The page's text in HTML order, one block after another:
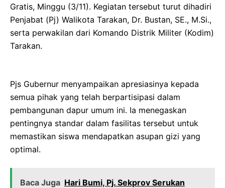
Gratis, Minggu (3/11). Kegiatan tersebut turut dihadiri
Penjabat (Pj) Walikota Tarakan, Dr. Bustan, SE., M.Si.,
serta perwakilan dari Komando Distrik Militer (Kodim)
Tarakan.
Pjs Gubernur menyampaikan apresiasinya kepada
semua pihak yang telah berpartisipasi dalam
pembangunan dapur umum ini. Ia menegaskan
pentingnya standar dalam fasilitas tersebut untuk
memastikan siswa mendapatkan asupan gizi yang
optimal.
Baca Juga Hari Bumi, Pj. Sekprov Serukan